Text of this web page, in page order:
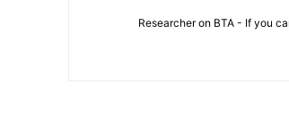
Researcher on BTA - If you